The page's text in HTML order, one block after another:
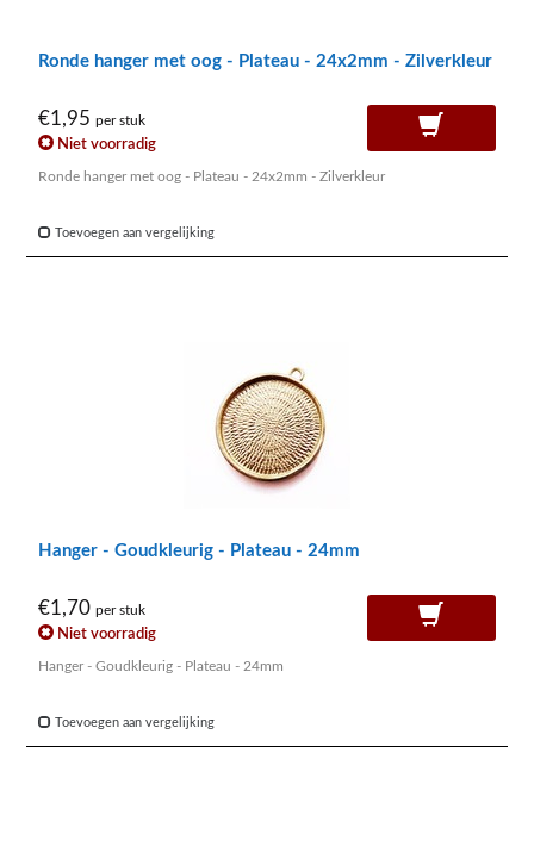
Ronde hanger met oog - Plateau - 24x2mm - Zilverkleur
€1,95 per stuk
Niet voorradig
Ronde hanger met oog - Plateau - 24x2mm - Zilverkleur
Toevoegen aan vergelijking
Hanger - Goudkleurig - Plateau - 24mm
€1,70 per stuk
Niet voorradig
Hanger - Goudkleurig - Plateau - 24mm
Toevoegen aan vergelijking